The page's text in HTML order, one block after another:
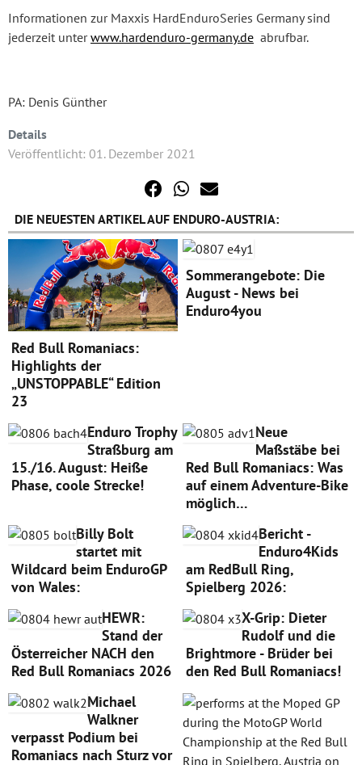
Informationen zur Maxxis HardEnduroSeries Germany sind
jederzeit unterwww.hardenduro-germany.de abrufbar.
PA: Denis Günther
Details
Veröffentlicht: 01. Dezember 2021
DIE NEUESTEN ARTIKEL AUF ENDURO-AUSTRIA:
Red Bull Romaniacs:
Highlights der
„UNSTOPPABLE“ Edition
23
Sommerangebote: Die
August - News bei
Enduro4you
Enduro Trophy
Straßburg am
15./16. August: Heiße
Phase, coole Strecke!
Neue
Maßstäbe bei
Red Bull Romaniacs: Was
auf einem Adventure-Bike
möglich…
Billy Bolt
startet mit
Wildcard beim EnduroGP
von Wales:
Bericht -
Enduro4Kids
am RedBull Ring,
Spielberg 2026:
HEWR:
Stand der
Österreicher NACH den
Red Bull Romaniacs 2026
X-Grip: Dieter
Rudolf und die
Brightmore - Brüder bei
den Red Bull Romaniacs!
Michael
Walkner
verpasst Podium bei
Romaniacs nach Sturz vor